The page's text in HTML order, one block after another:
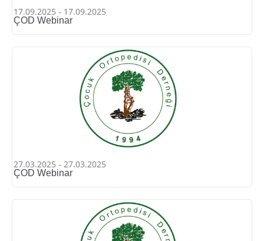
17.09.2025 - 17.09.2025
ÇOD Webinar
27.03.2025 - 27.03.2025
ÇOD Webinar